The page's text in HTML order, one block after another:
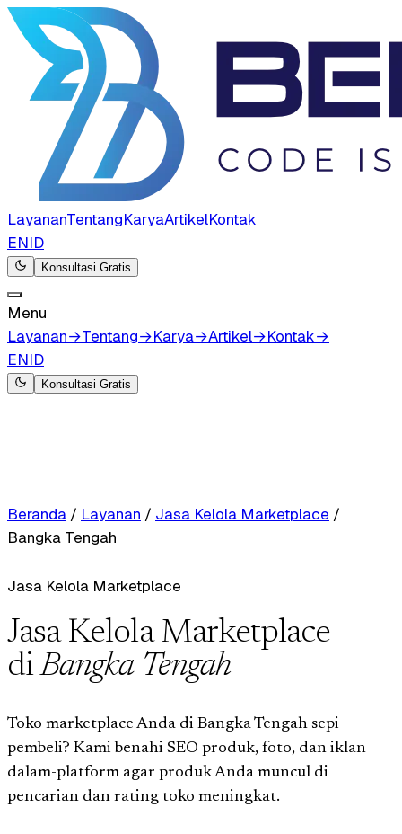
LayananTentangKaryaArtikelKontak
ENID
Konsultasi Gratis
Menu
Layanan→Tentang→Karya→Artikel→Kontak→
ENID
Konsultasi Gratis
Beranda / Layanan / Jasa Kelola Marketplace /
Bangka Tengah
Jasa Kelola Marketplace
Jasa Kelola Marketplace
diBangka Tengah
Toko marketplace Anda di Bangka Tengah sepi
pembeli? Kami benahi SEO produk, foto, dan iklan
dalam-platform agar produk Anda muncul di
pencarian dan rating toko meningkat.